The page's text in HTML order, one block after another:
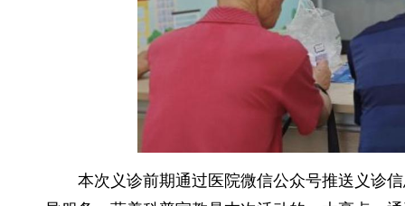
本次义诊前期通过医院微信公众号推送义诊